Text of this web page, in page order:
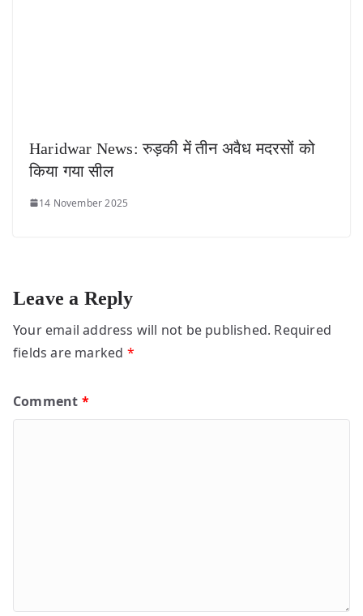
Haridwar News: रुड़की में तीन अवैध मदरसों को
किया गया सील
14 November 2025
Leave a Reply
Your email address will not be published. Required
fields are marked *
Comment *